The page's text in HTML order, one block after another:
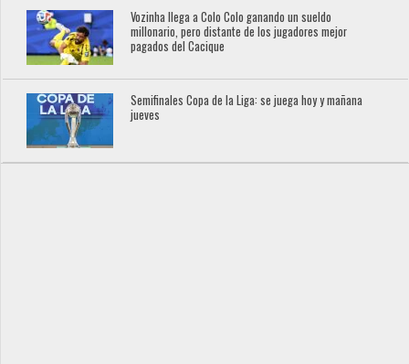
Vozinha llega a Colo Colo ganando un sueldo
millonario, pero distante de los jugadores mejor
pagados del Cacique
Semifinales Copa de la Liga: se juega hoy y mañana
jueves